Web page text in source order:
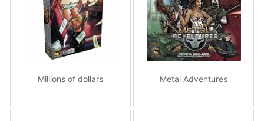
Millions of dollars Metal Adventures